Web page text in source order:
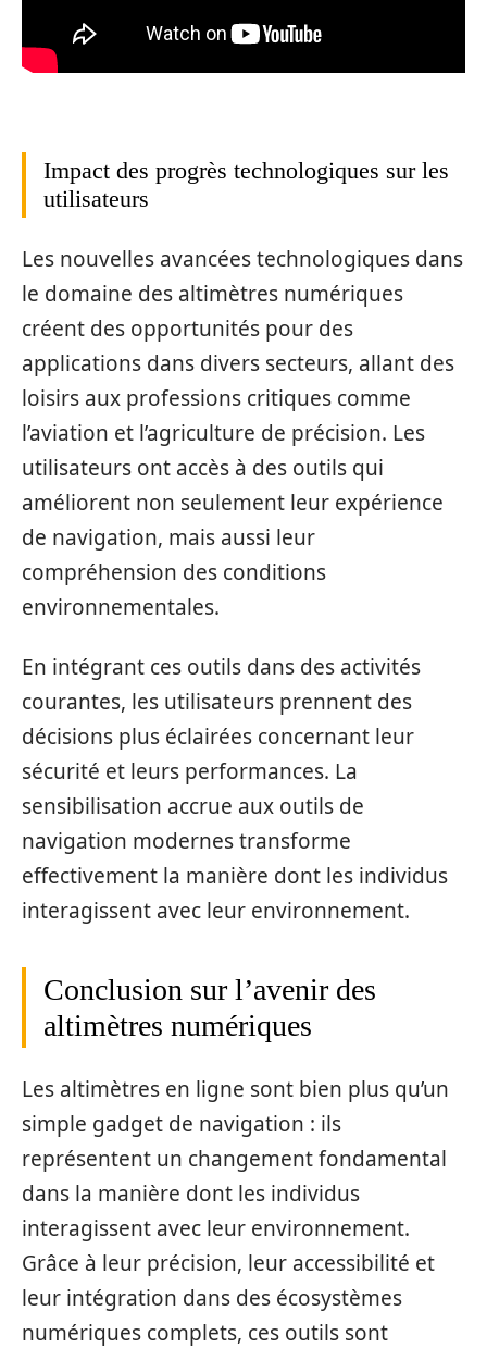
Impact des progrès technologiques sur les
utilisateurs
Les nouvelles avancées technologiques dans
le domaine des altimètres numériques
créent des opportunités pour des
applications dans divers secteurs, allant des
loisirs aux professions critiques comme
l’aviation et l’agriculture de précision. Les
utilisateurs ont accès à des outils qui
améliorent non seulement leur expérience
de navigation, mais aussi leur
compréhension des conditions
environnementales.
En intégrant ces outils dans des activités
courantes, les utilisateurs prennent des
décisions plus éclairées concernant leur
sécurité et leurs performances. La
sensibilisation accrue aux outils de
navigation modernes transforme
effectivement la manière dont les individus
interagissent avec leur environnement.
Conclusion sur l’avenir des
altimètres numériques
Les altimètres en ligne sont bien plus qu’un
simple gadget de navigation : ils
représentent un changement fondamental
dans la manière dont les individus
interagissent avec leur environnement.
Grâce à leur précision, leur accessibilité et
leur intégration dans des écosystèmes
numériques complets, ces outils sont